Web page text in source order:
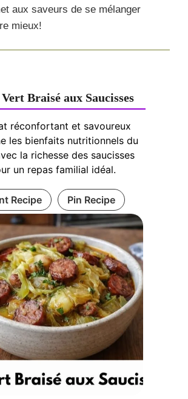
aux saveurs de se mélanger
mieux!
Braisé aux Saucisses
réconfortant et savoureux
les bienfaits nutritionnels du
la richesse des saucisses
un repas familial idéal.
Recipe Pin Recipe